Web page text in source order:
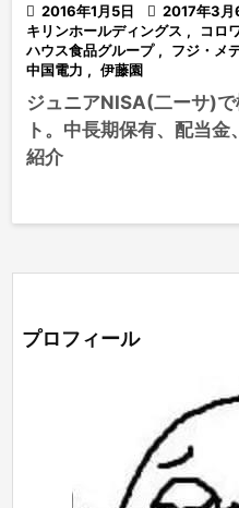
 2016年1月5日  2017年3月
キリンホールディングス , コロ
ハウス食品グループ , フジ・メ
中国電力 , 伊藤園
ジュニアNISA(二ーサ)
ト。中長期保有、配当
紹介
プロフィール